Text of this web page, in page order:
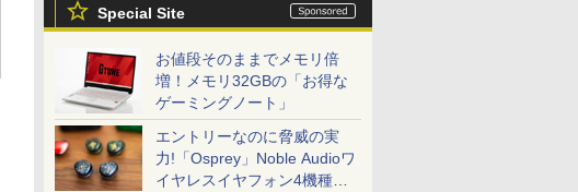
Special Site
お値段そのままでメモリ倍
増！メモリ32GBの「お得な
ゲーミングノート」
エントリーなのに脅威の実
力!「Osprey」Noble Audioワ
イヤレスイヤフォン4機種を